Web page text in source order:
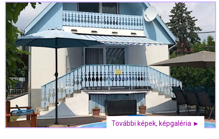
További képek, képgaléria ►